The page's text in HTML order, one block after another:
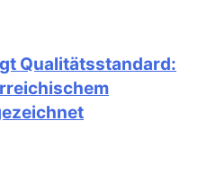
Qualitätsstandard: